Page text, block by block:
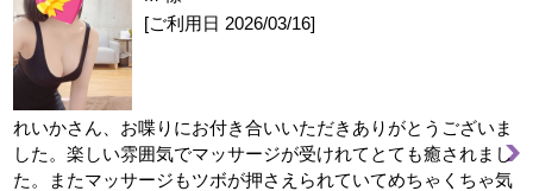
[ご利用日 2026/03/16]
れいかさん、お喋りにお付き合いいただきありがとうございま
した。楽しい雰囲気でマッサージが受けれてとても癒されまし
た。またマッサージもツボが押さえられていてめちゃくちゃ気